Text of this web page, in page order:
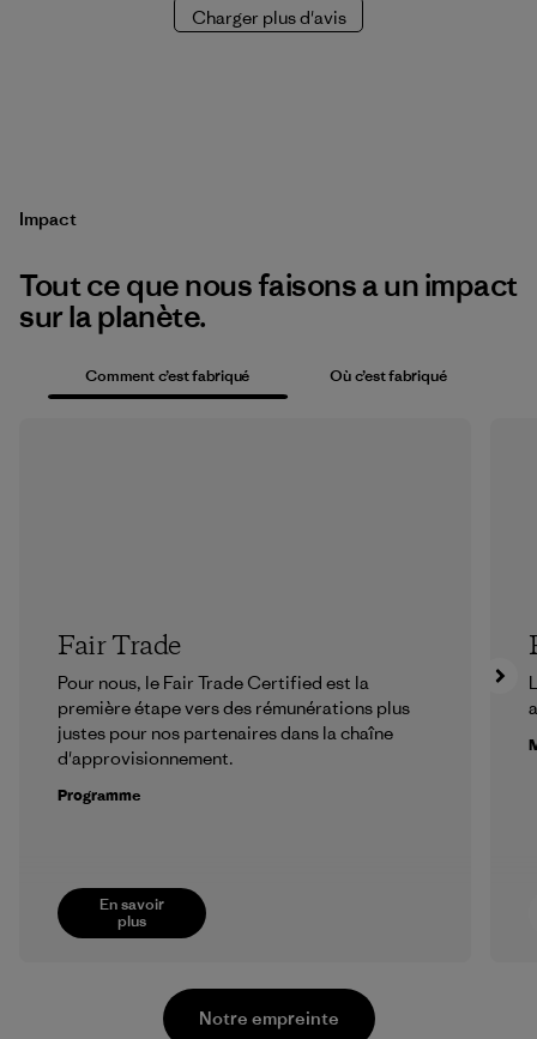
Charger plus d'avis
Impact
Tout ce que nous faisons a un impact
sur la planète.
Comment c’est fabriqué Où c’est fabriqué
En savoir
plus
Fair Trade
Pour nous, le Fair Trade Certified est la
première étape vers des rémunérations plus
justes pour nos partenaires dans la chaîne
d'approvisionnement.
Programme
Notre empreinte